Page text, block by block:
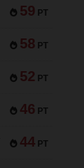
59 PT
58 PT
52 PT
46 PT
44 PT